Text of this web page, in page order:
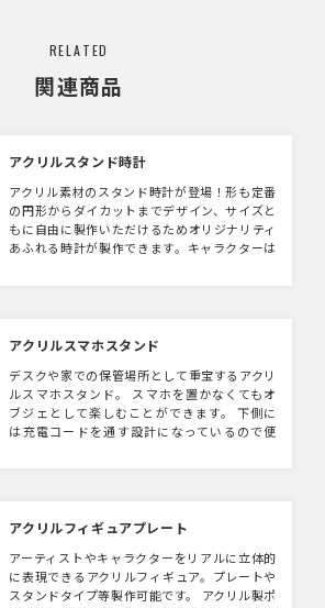
RELATED
関連商品
アクリルスタンド時計
アクリル素材のスタンド時計が登場！形も定番
の円形からダイカットまでデザイン、サイズと
もに自由に製作いただけるためオリジナリティ
あふれる時計が製作できます。キャラクターは
アクリルスマホスタンド
デスクや家での保管場所として重宝するアクリ
ルスマホスタンド。 スマホを置かなくてもオ
ブジェとして楽しむことができます。 下側に
は充電コードを通す設計になっているので便
アクリルフィギュアプレート
アーティストやキャラクターをリアルに立体的
に表現できるアクリルフィギュア。プレートや
スタンドタイプ等製作可能です。 アクリル製ポ